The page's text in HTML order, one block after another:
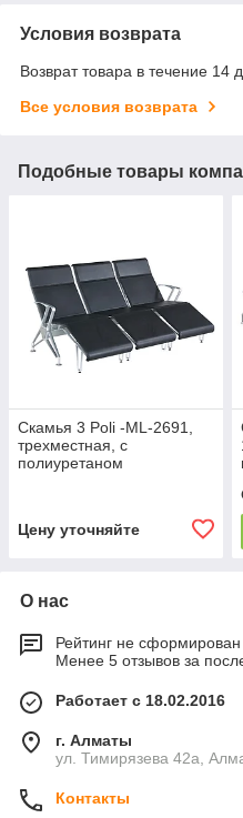
Условия возврата
Возврат товара в течение 14
Все условия возврата
Подобные товары
Скамья 3 Poli -ML-2691,
трехместная, с
полиуретаном
Цену уточняйте
О нас
Рейтинг не сформирован
Менее 5 отзывов за
Работает с 18.02.2016
г. Алматы
ул. Тимирязева 42а,
Контакты